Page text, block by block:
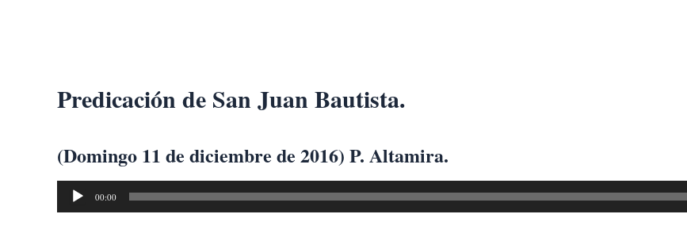
Predicación de San Juan Bautista.
(Domingo 11 de diciembre de 2016) P. Altamira.
Reproductor
de
00:00